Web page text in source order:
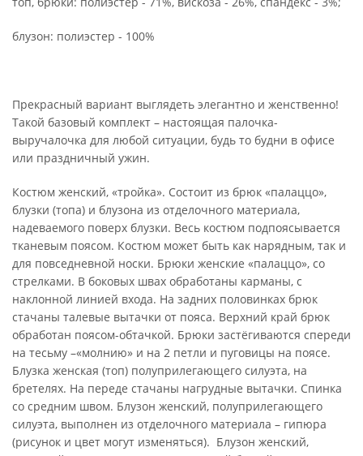
блузон: полиэстер - 100%
Прекрасный вариант выглядеть элегантно и женственно!
Такой базовый комплект – настоящая палочка-
выручалочка для любой ситуации, будь то будни в офисе
или праздничный ужин.
Костюм женский, «тройка». Состоит из брюк «палаццо»,
блузки (топа) и блузона из отделочного материала,
надеваемого поверх блузки. Весь костюм подпоясывается
тканевым поясом. Костюм может быть как нарядным, так и
для повседневной носки. Брюки женские «палаццо», со
стрелками. В боковых швах обработаны карманы, с
наклонной линией входа. На задних половинках брюк
стачаны талевые вытачки от пояса. Верхний край брюк
обработан поясом-обтачкой. Брюки застёгиваются спереди
на тесьму –«молнию» и на 2 петли и пуговицы на поясе.
Блузка женская (топ) полуприлегающего силуэта, на
бретелях. На переде стачаны нагрудные вытачки. Спинка
со средним швом. Блузон женский, полуприлегающего
силуэта, выполнен из отделочного материала – гипюра
(рисунок и цвет могут изменяться). Блузон женский,